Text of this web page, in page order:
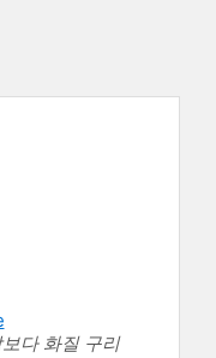
다 화질 구리